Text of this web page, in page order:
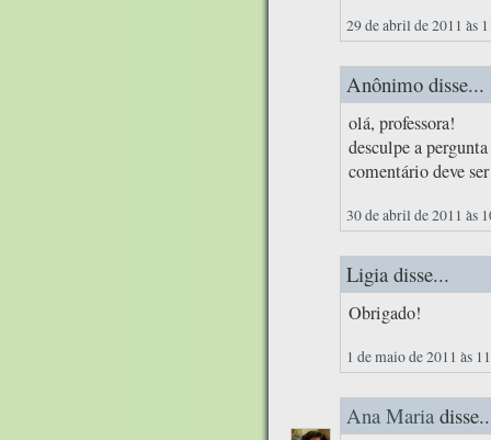
29 de abril de 2011 às
Anônimo disse...
olá, professora!
desculpe a
comentário deve
30 de abril de 2011 às
Ligia disse...
Obrigado!
1 de maio de 2011 às
Ana Maria